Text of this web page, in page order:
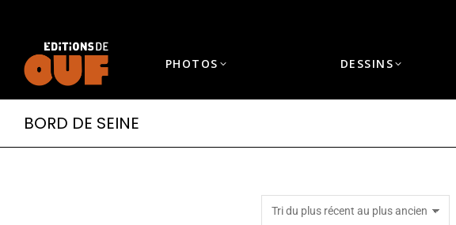
PHOTOS DESSINS
BORD DE SEINE